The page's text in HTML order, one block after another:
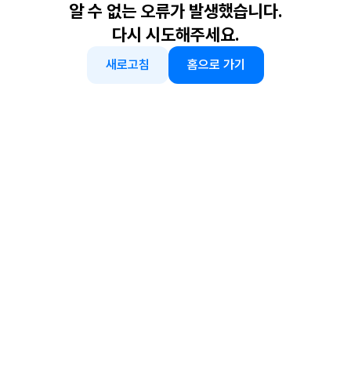
알 수 없는 오류가 발생했습니다.
다시 시도해주세요.
새로고침 홈으로 가기